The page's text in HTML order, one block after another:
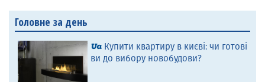
Головне за день
Купити квартиру в києві: чи готові
ви до вибору новобудови?